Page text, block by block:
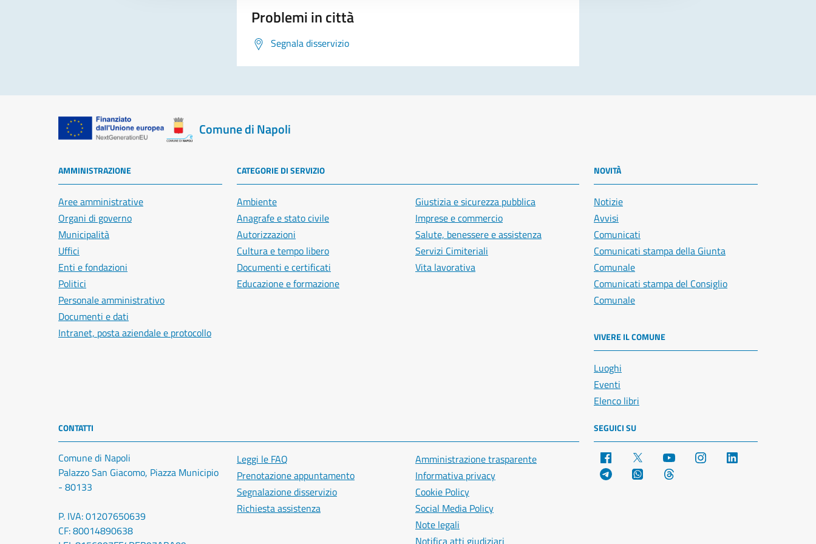
Problemi in città
Segnala disservizio
Comune di Napoli
AMMINISTRAZIONE
Aree amministrative
Organi di governo
Municipalità
Uffici
Enti e fondazioni
Politici
Personale amministrativo
Documenti e dati
Intranet, posta aziendale e protocollo
CATEGORIE DI SERVIZIO
Ambiente
Anagrafe e stato civile
Autorizzazioni
Cultura e tempo libero
Documenti e certificati
Educazione e formazione
Giustizia e sicurezza pubblica
Imprese e commercio
Salute, benessere e assistenza
Servizi Cimiteriali
Vita lavorativa
NOVITÀ
Notizie
Avvisi
Comunicati
Comunicati stampa della Giunta
Comunale
Comunicati stampa del Consiglio
Comunale
VIVERE IL COMUNE
Luoghi
Eventi
Elenco libri
CONTATTI
Comune di Napoli
Palazzo San Giacomo, Piazza Municipio
- 80133
P. IVA: 01207650639
CF: 80014890638
Leggi le FAQ
Prenotazione appuntamento
Segnalazione disservizio
Richiesta assistenza
Amministrazione trasparente
Informativa privacy
Cookie Policy
Social Media Policy
Note legali
SEGUICI SU
Facebook YouTube Instagram
Telegram WhatsApp